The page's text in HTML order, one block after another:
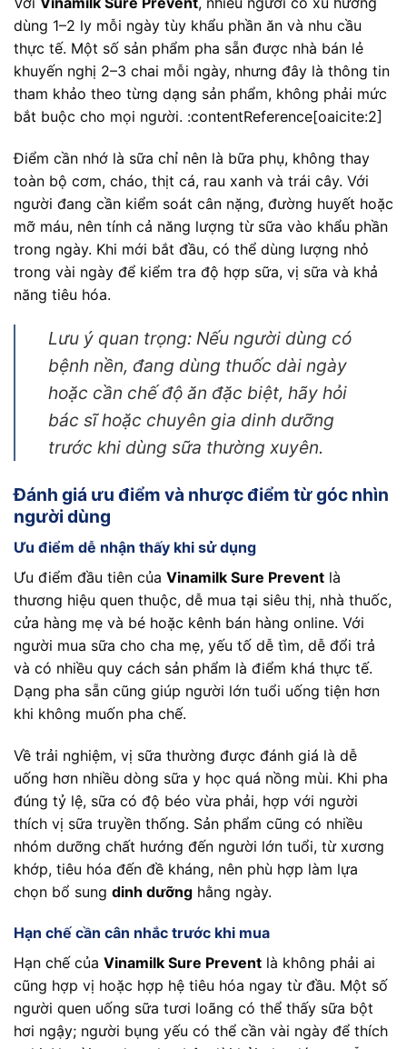
dùng 1–2 ly mỗi ngày tùy khẩu phần ăn và nhu cầu
thực tế. Một số sản phẩm pha sẵn được nhà bán lẻ
khuyến nghị 2–3 chai mỗi ngày, nhưng đây là thông tin
tham khảo theo từng dạng sản phẩm, không phải mức
bắt buộc cho mọi người. :contentReference[oaicite:2]
Điểm cần nhớ là sữa chỉ nên là bữa phụ, không thay
toàn bộ cơm, cháo, thịt cá, rau xanh và trái cây. Với
người đang cần kiểm soát cân nặng, đường huyết hoặc
mỡ máu, nên tính cả năng lượng từ sữa vào khẩu phần
trong ngày. Khi mới bắt đầu, có thể dùng lượng nhỏ
trong vài ngày để kiểm tra độ hợp sữa, vị sữa và khả
năng tiêu hóa.
Lưu ý quan trọng: Nếu người dùng có
bệnh nền, đang dùng thuốc dài ngày
hoặc cần chế độ ăn đặc biệt, hãy hỏi
bác sĩ hoặc chuyên gia dinh dưỡng
trước khi dùng sữa thường xuyên.
Đánh giá ưu điểm và nhược điểm từ góc nhìn
người dùng
Ưu điểm dễ nhận thấy khi sử dụng
Ưu điểm đầu tiên của Vinamilk Sure Prevent là
thương hiệu quen thuộc, dễ mua tại siêu thị, nhà thuốc,
cửa hàng mẹ và bé hoặc kênh bán hàng online. Với
người mua sữa cho cha mẹ, yếu tố dễ tìm, dễ đổi trả
và có nhiều quy cách sản phẩm là điểm khá thực tế.
Dạng pha sẵn cũng giúp người lớn tuổi uống tiện hơn
khi không muốn pha chế.
Về trải nghiệm, vị sữa thường được đánh giá là dễ
uống hơn nhiều dòng sữa y học quá nồng mùi. Khi pha
đúng tỷ lệ, sữa có độ béo vừa phải, hợp với người
thích vị sữa truyền thống. Sản phẩm cũng có nhiều
nhóm dưỡng chất hướng đến người lớn tuổi, từ xương
khớp, tiêu hóa đến đề kháng, nên phù hợp làm lựa
chọn bổ sung dinh dưỡng hằng ngày.
Hạn chế cần cân nhắc trước khi mua
Hạn chế của Vinamilk Sure Prevent là không phải ai
cũng hợp vị hoặc hợp hệ tiêu hóa ngay từ đầu. Một số
người quen uống sữa tươi loãng có thể thấy sữa bột
hơi ngậy; người bụng yếu có thể cần vài ngày để thích